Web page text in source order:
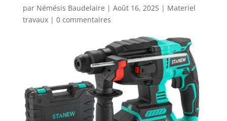
par Némésis Baudelaire | Août 16, 2025| Materiel
travaux| 0 commentaires